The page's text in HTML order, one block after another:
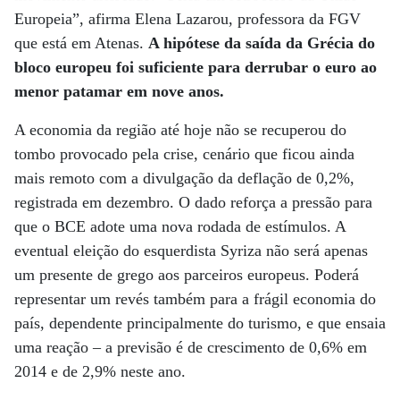
Europeia”, afirma Elena Lazarou, professora da FGV
que está em Atenas. A hipótese da saída da Grécia do
bloco europeu foi suficiente para derrubar o euro ao
menor patamar em nove anos.
A economia da região até hoje não se recuperou do
tombo provocado pela crise, cenário que ficou ainda
mais remoto com a divulgação da deflação de 0,2%,
registrada em dezembro. O dado reforça a pressão para
que o BCE adote uma nova rodada de estímulos. A
eventual eleição do esquerdista Syriza não será apenas
um presente de grego aos parceiros europeus. Poderá
representar um revés também para a frágil economia do
país, dependente principalmente do turismo, e que ensaia
uma reação – a previsão é de crescimento de 0,6% em
2014 e de 2,9% neste ano.